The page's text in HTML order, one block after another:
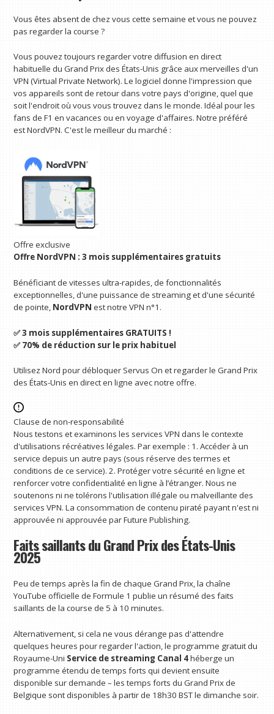
Vous êtes absent de chez vous cette semaine et vous ne pouvez
pas regarder la course ?
Vous pouvez toujours regarder votre diffusion en direct
habituelle du Grand Prix des États-Unis grâce aux merveilles d'un
VPN (Virtual Private Network). Le logiciel donne l'impression que
vos appareils sont de retour dans votre pays d'origine, quel que
soit l'endroit où vous vous trouvez dans le monde. Idéal pour les
fans de F1 en vacances ou en voyage d'affaires. Notre préféré
est NordVPN. C'est le meilleur du marché :
Offre exclusive
Offre NordVPN : 3 mois supplémentaires gratuits
Bénéficiant de vitesses ultra-rapides, de fonctionnalités
exceptionnelles, d'une puissance de streaming et d'une sécurité
de pointe, NordVPN est notre VPN n°1.
✅ 3 mois supplémentaires GRATUITS !
✅ 70% de réduction sur le prix habituel
Utilisez Nord pour débloquer Servus On et regarder le Grand Prix
des États-Unis en direct en ligne avec notre offre.
Clause de non-responsabilité
Nous testons et examinons les services VPN dans le contexte
d'utilisations récréatives légales. Par exemple : 1. Accéder à un
service depuis un autre pays (sous réserve des termes et
conditions de ce service). 2. Protéger votre sécurité en ligne et
renforcer votre confidentialité en ligne à l’étranger. Nous ne
soutenons ni ne tolérons l'utilisation illégale ou malveillante des
services VPN. La consommation de contenu piraté payant n'est ni
approuvée ni approuvée par Future Publishing.
Faits saillants du Grand Prix des États-Unis
2025
Peu de temps après la fin de chaque Grand Prix, la chaîne
YouTube officielle de Formule 1 publie un résumé des faits
saillants de la course de 5 à 10 minutes.
Alternativement, si cela ne vous dérange pas d'attendre
quelques heures pour regarder l'action, le programme gratuit du
Royaume-Uni Service de streaming Canal 4héberge un
programme étendu de temps forts qui devient ensuite
disponible sur demande – les temps forts du Grand Prix de
Belgique sont disponibles à partir de 18h30 BST le dimanche soir.